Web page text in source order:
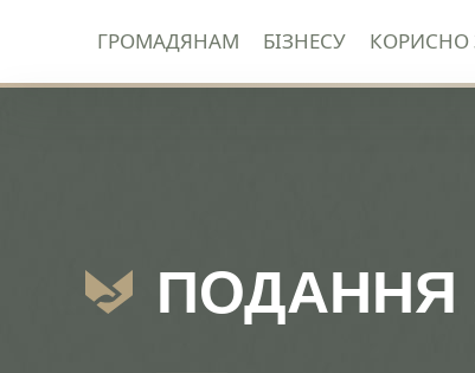
ГРОМАДЯНАМ БІЗНЕСУ КОРИСНО
ПОДАННЯ